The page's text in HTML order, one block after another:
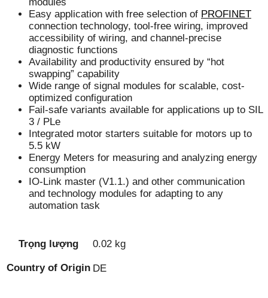
Easy application with free selection of PROFINET
connection technology, tool-free wiring, improved
accessibility of wiring, and channel-precise
diagnostic functions
Availability and productivity ensured by “hot
swapping” capability
Wide range of signal modules for scalable, cost-
optimized configuration
Fail-safe variants available for applications up to SIL
3 / PLe
Integrated motor starters suitable for motors up to
5.5 kW
Energy Meters for measuring and analyzing energy
consumption
IO-Link master (V1.1.) and other communication
and technology modules for adapting to any
automation task
Trọng lượng 0.02 kg
Country of Origin DE